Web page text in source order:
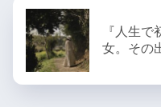
『人生
女。その